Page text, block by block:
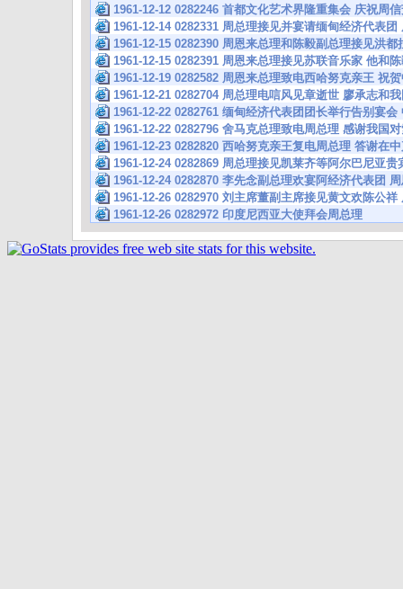
1961-12-12 0282246 首都文化艺术界隆重集会 庆祝周
1961-12-14 0282331 周总理接见并宴请缅甸经济代表
1961-12-15 0282390 周恩来总理和陈毅副总理接见洪都
1961-12-15 0282391 周恩来总理接见苏联音乐家 他和
1961-12-19 0282582 周恩来总理致电西哈努克亲王 祝
1961-12-21 0282704 周总理电唁风见章逝世 廖承志和
1961-12-22 0282761 缅甸经济代表团团长举行告别宴
1961-12-22 0282796 舍马克总理致电周总理 感谢我国
1961-12-23 0282820 西哈努克亲王复电周总理 答谢在
1961-12-24 0282869 周总理接见凯莱齐等阿尔巴尼亚贵
1961-12-24 0282870 李先念副总理欢宴阿经济代表团
1961-12-26 0282970 刘主席董副主席接见黄文欢陈公
1961-12-26 0282972 印度尼西亚大使拜会周总理